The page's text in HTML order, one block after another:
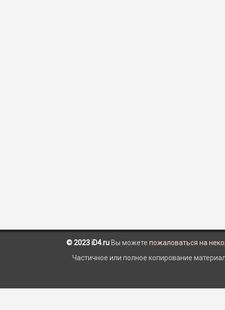
© 2023 iD4.ru Вы можете пожаловаться на
Частичное или полное копирование